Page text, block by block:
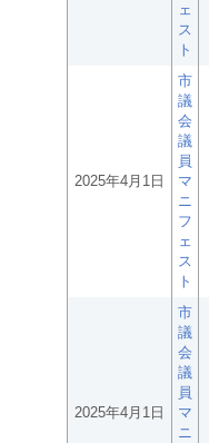
ェ
ス
ト
2025年4月1日
市
議
会
議
員
マ
ニ
フ
ェ
ス
ト
2025年4月1日
市
議
会
議
員
マ
ニ